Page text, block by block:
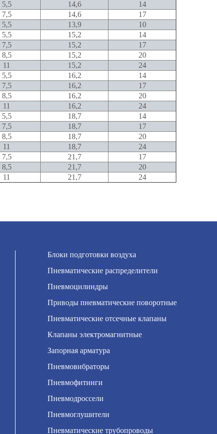
5,5 14,6
14
7,5 14,6
17
5,5 13,9
10
5,5 15,2
14
7,5 15,2
17
8,5 15,2
20
11 15,2
24
5,5 16,2
14
7,5 16,2
17
8,5 16,2
20
11 16,2
24
5,5 18,7
14
7,5 18,7
17
8,5 18,7
20
11 18,7
24
7,5 21,7
17
8,5 21,7
20
11 21,7 24
Блоки подготовки воздуха
Пневматические распределители
Пневмоцилиндры
Приводы пневматические поворотные
Пневматические отсечные клапаны
Клапаны электромагнитные
Запорная арматура
Пневмовибраторы
Пневмофитинги
Пневмодроссели
Пневмоглушители
Пневматические трубопроводы